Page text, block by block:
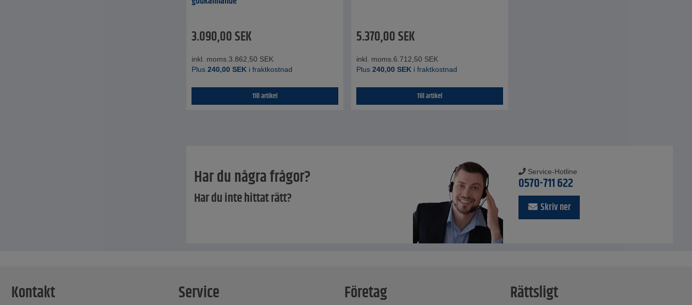
3.090,00SEK
inkl. moms. 3.862,50 SEK
Plus 240,00 SEK i fraktkostnad
Till artikel
5.370,00SEK
inkl. moms. 6.712,50 SEK
Plus 240,00 SEK i fraktkostnad
Till artikel
Har du några frågor?
Har du inte hittat rätt?
Service-Hotline
0570-711 622
Skriv ner
Kontakt Service Företag Rättsligt